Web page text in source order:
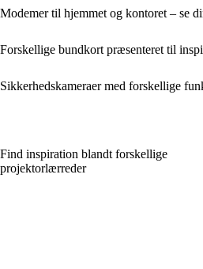
Modemer til hjemmet og kontoret – se
Forskellige bundkort præsenteret til
Sikkerhedskameraer med forskellige
Find inspiration blandt forskellige
projektorlærreder